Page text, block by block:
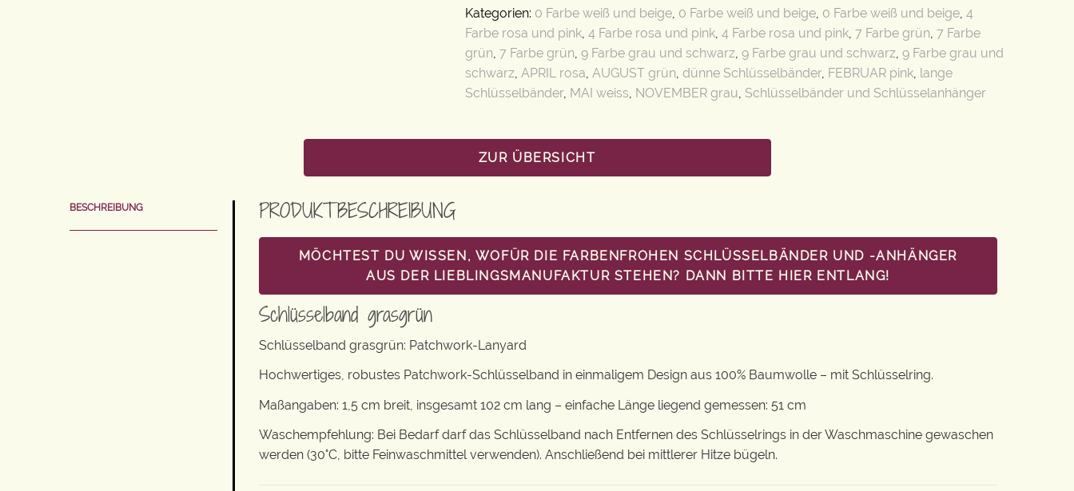
Kategorien: 0 Farbe weiß und beige 0 Farbe weiß und beige 0 Farbe weiß und beige 4
Farbe rosa und pink 4 Farbe rosa und pink 4 Farbe rosa und pink 7 Farbe grün 7 Farbe
grün 7 Farbe grün 9 Farbe grau und schwarz 9 Farbe grau und schwarz 9 Farbe grau und
schwarz APRIL rosa AUGUST grün dünne Schlüsselbänder, FEBRUAR pink lange
Schlüsselbänder, MAI weiss NOVEMBER grau Schlüsselbänder und Schlüsselanhänger
ZUR ÜBERSICHT
BESCHREIBUNG PRODUKTBESCHREIBUNG
MÖCHTEST DU WISSEN, WOFÜR DIE FARBENFROHEN SCHLÜSSELBÄNDER UND -ANHÄNGER
AUS DER LIEBLINGSMANUFAKTUR STEHEN? DANN BITTE HIER ENTLANG!
Schlüsselband grasgrün
Schlüsselband grasgrün: Patchwork-Lanyard
Hochwertiges, robustes Patchwork-Schlüsselband in einmaligem Design aus 100% Baumwolle – mit Schlüsselring.
Maßangaben: 1,5 cm breit, insgesamt 102 cm lang – einfache Länge liegend gemessen: 51 cm
Waschempfehlung: Bei Bedarf darf das Schlüsselband nach Entfernen des Schlüsselrings in der Waschmaschine gewaschen
werden (30°C, bitte Feinwaschmittel verwenden). Anschließend bei mittlerer Hitze bügeln.